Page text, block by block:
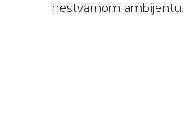
nestvarnom ambijentu.